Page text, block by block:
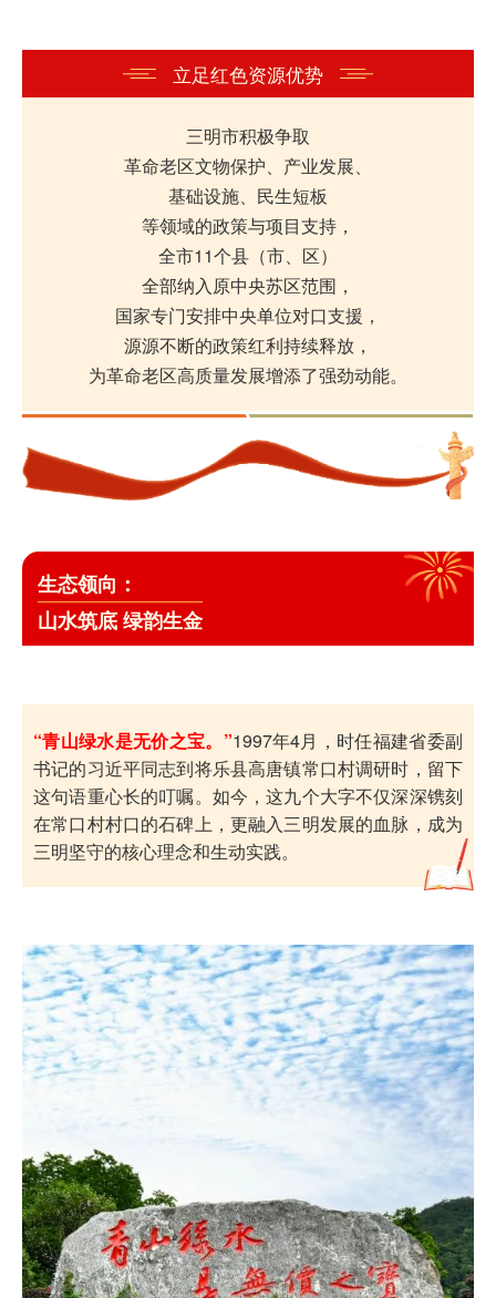
立足红色资源优势
三明市积极争取
革命老区文物保护、产业发展、
基础设施、民生短板
等领域的政策与项目支持，
全市11个县（市、区）
全部纳入原中央苏区范围，
国家专门安排中央单位对口支援，
源源不断的政策红利持续释放，
为革命老区高质量发展增添了强劲动能。
生态领向：
山水筑底 绿韵生金
“青山绿水是无价之宝。”1997年4月，时任福建省委副
书记的习近平同志到将乐县高唐镇常口村调研时，留下
这句语重心长的叮嘱。如今，这九个大字不仅深深镌刻
在常口村村口的石碑上，更融入三明发展的血脉，成为
三明坚守的核心理念和生动实践。